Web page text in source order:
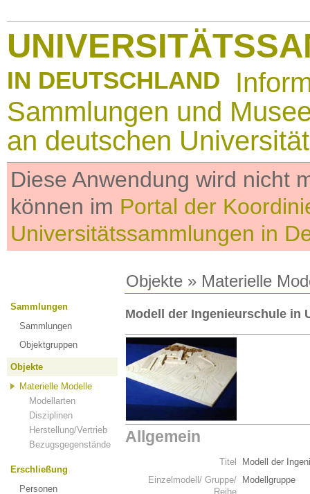
IN DEUTSCHLAND
Sammlungen und
an deutschen
Diese Anwendung wird nicht
können im Portal der
Universitätssammlungen in
Objekte » Materielle
Sammlungen
Sammlungen
Objektgruppen
Objekte
Materielle Modelle
Modellarten
Disziplinen
Herstellung/Vertrieb
Bezugsgegenstände
Erschließung
Personen
Modell der Ingenieurschule in
Allgemein
Titel
Modell der
Einzelmodell/ Gruppe/
Reihe
Modellgruppe